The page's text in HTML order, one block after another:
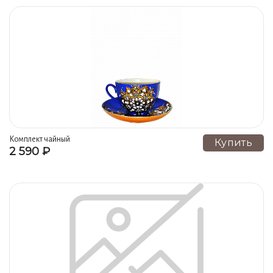
Комплект чайный
2 590 ₽
Купить